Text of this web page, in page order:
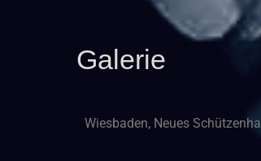
Galerie
Wiesbaden, Neues